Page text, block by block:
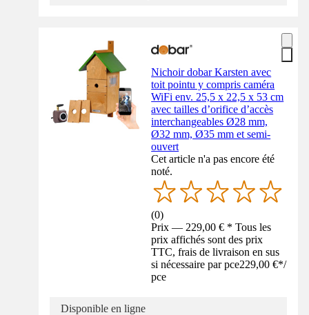
Nichoir dobar Karsten avec
toit pointu y compris caméra
WiFi env. 25,5 x 22,5 x 53 cm
avec tailles d’orifice d’accès
interchangeables Ø28 mm,
Ø32 mm, Ø35 mm et semi-
ouvert
Cet article n'a pas encore été
noté.
(0)
Prix — 229,00 € * Tous les
prix affichés sont des prix
TTC, frais de livraison en sus
si nécessaire par pce229,00 €*/
pce
Disponible en ligne